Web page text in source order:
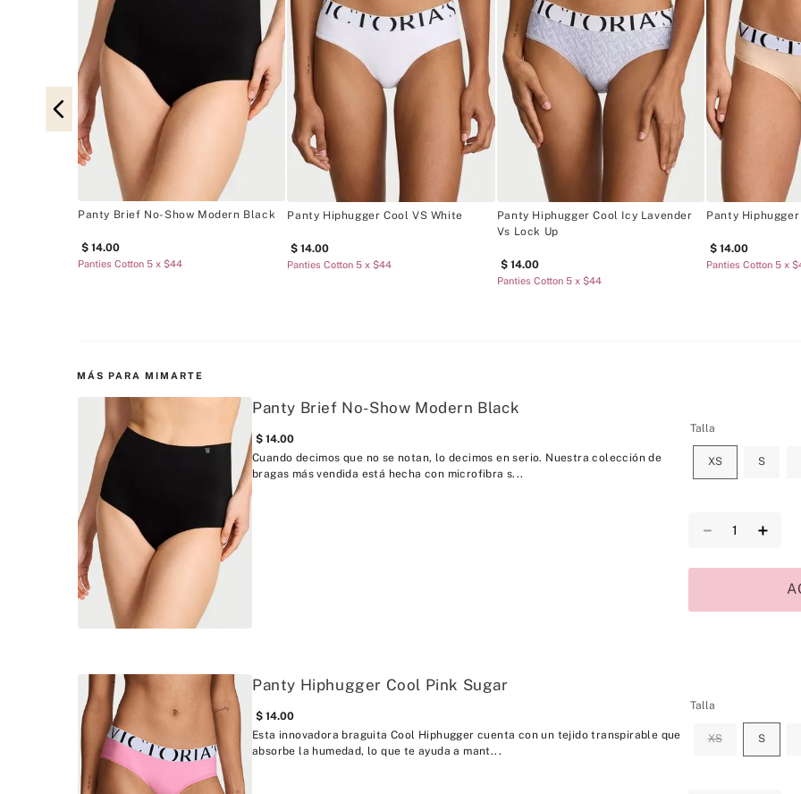
Praline
Panty Brief No-Show Modern Black
14.00
Panties Cotton 5 x $44
Panty Hiphugger Cool VS White
14.00
Panties Cotton 5 x $44
Panty Hiphugger Cool Icy Lavender
Vs Lock Up
14.00
Panties Cotton 5 x $44
Panty
14.00
Panties Cotton 5 x
MÁS PARA MIMARTE
Panty Brief No-Show Modern Black
14.00
Cuando decimos que no se notan, lo decimos en serio. Nuestra colección de
bragas más vendida está hecha con microfibra s...
Talla
XS S
＋
－
Panty Hiphugger Cool Pink Sugar
14.00
Esta innovadora braguita Cool Hiphugger cuenta con un tejido transpirable que
absorbe la humedad, lo que te ayuda a mant...
Talla
XS S